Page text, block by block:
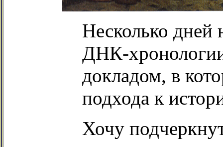
Несколько дней
ДНК-
докладом, в
подхода к
Хочу